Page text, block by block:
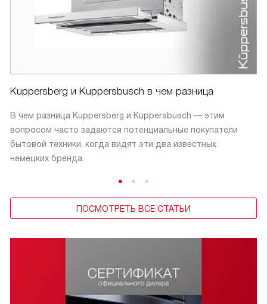
Kuppersberg и Kuppersbusch в чем разница
В чем разница Kuppersberg и Kuppersbusch — этим
вопросом часто задаются потенциальные покупатели
бытовой техники, когда видят эти два известных
немецких бренда.
ПОСМОТРЕТЬ ВСЕ СТАТЬИ